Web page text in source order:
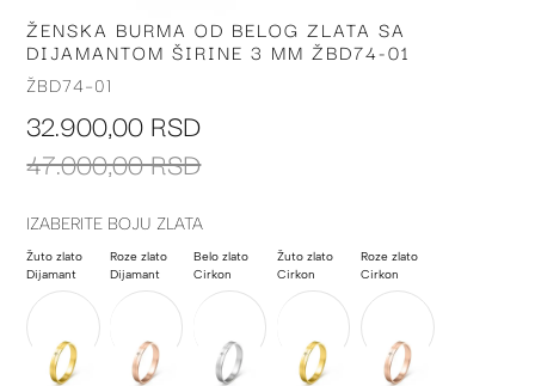
Skip
to
the
of
images
ŽENSKA BURMA OD BELOG ZLATA SA
DIJAMANTOM ŠIRINE 3 MM ŽBD74-01
ŽBD74-01
32.900,00 RSD
47.000,00 RSD
IZABERITE BOJU ZLATA
Žuto zlato
Dijamant
Roze zlato
Dijamant
Belo zlato
Cirkon
Žuto zlato
Cirkon
Roze zlato
Cirkon